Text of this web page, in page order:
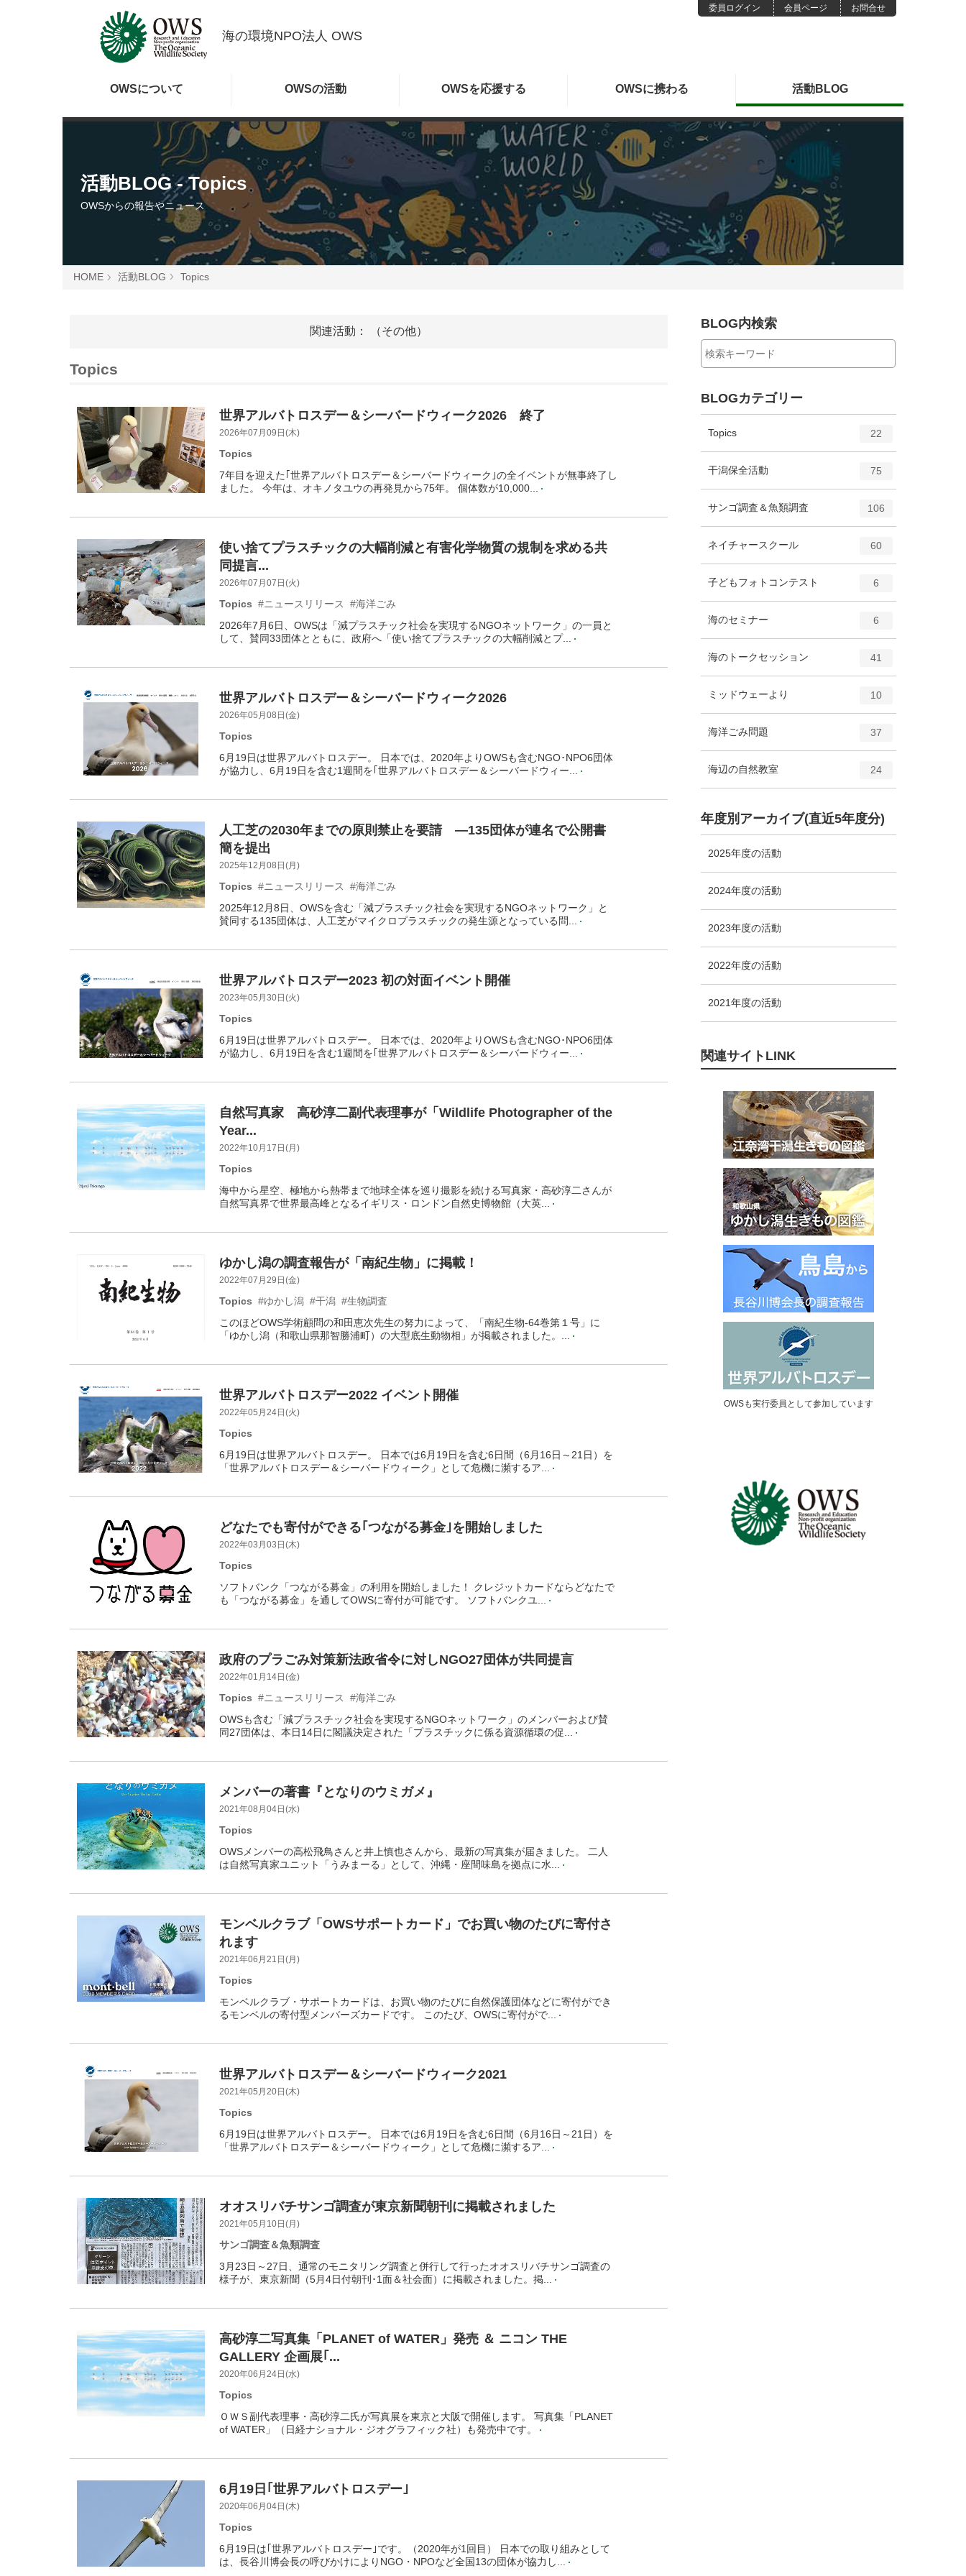
委員ログイン 会員ページ お問合せ
海の環境NPO法人 OWS
OWSについて OWSの活動 OWSを応援する OWSに携わる 活動BLOG
活動BLOG - Topics
OWSからの報告やニュース
HOME 活動BLOG Topics
関連活動： （その他）
Topics
世界アルバトロスデー＆シーバードウィーク2026 終了
2026年07月09日(木)
Topics
7年目を迎えた｢世界アルバトロスデー＆シーバードウィーク｣の全イベントが無事終了し
ました。 今年は、オキノタユウの再発見から75年。 個体数が10,000...
使い捨てプラスチックの大幅削減と有害化学物質の規制を求める共
同提言...
2026年07月07日(火)
Topics #ニュースリリース
#海洋ごみ
2026年7月6日、OWSは「減プラスチック社会を実現するNGOネットワーク」の一員と
して、賛同33団体とともに、政府へ「使い捨てプラスチックの大幅削減とプ...
世界アルバトロスデー＆シーバードウィーク2026
2026年05月08日(金)
Topics
6月19日は世界アルバトロスデー。 日本では、2020年よりOWSも含むNGO･NPO6団体
が協力し、6月19日を含む1週間を｢世界アルバトロスデー＆シーバードウィー...
人工芝の2030年までの原則禁止を要請 ―135団体が連名で公開書
簡を提出
2025年12月08日(月)
Topics #ニュースリリース
#海洋ごみ
2025年12月8日、OWSを含む「減プラスチック社会を実現するNGOネットワーク」と
賛同する135団体は、人工芝がマイクロプラスチックの発生源となっている問...
世界アルバトロスデー2023 初の対面イベント開催
2023年05月30日(火)
Topics
6月19日は世界アルバトロスデー。 日本では、2020年よりOWSも含むNGO･NPO6団体
が協力し、6月19日を含む1週間を｢世界アルバトロスデー＆シーバードウィー...
自然写真家 高砂淳二副代表理事が「Wildlife Photographer of the
Year...
2022年10月17日(月)
Topics
海中から星空、極地から熱帯まで地球全体を巡り撮影を続ける写真家・高砂淳二さんが
自然写真界で世界最高峰となるイギリス・ロンドン自然史博物館（大英...
ゆかし潟の調査報告が「南紀生物」に掲載！
2022年07月29日(金)
Topics #ゆかし潟 #干潟 #生物調査
このほどOWS学術顧問の和田恵次先生の努力によって、「南紀生物-64巻第１号」に
「ゆかし潟（和歌山県那智勝浦町）の大型底生動物相」が掲載されました。...
世界アルバトロスデー2022 イベント開催
2022年05月24日(火)
Topics
6月19日は世界アルバトロスデー。 日本では6月19日を含む6日間（6月16日～21日）を
「世界アルバトロスデー＆シーバードウィーク」として危機に瀕するア...
どなたでも寄付ができる｢つながる募金｣を開始しました
2022年03月03日(木)
Topics
ソフトバンク「つながる募金」の利用を開始しました！ クレジットカードならどなたで
も「つながる募金」を通してOWSに寄付が可能です。 ソフトバンクユ...
政府のプラごみ対策新法政省令に対しNGO27団体が共同提言
2022年01月14日(金)
Topics #ニュースリリース
#海洋ごみ
OWSも含む「減プラスチック社会を実現するNGOネットワーク」のメンバーおよび賛
同27団体は、本日14日に閣議決定された「プラスチックに係る資源循環の促...
メンバーの著書『となりのウミガメ』
2021年08月04日(水)
Topics
OWSメンバーの高松飛鳥さんと井上慎也さんから、最新の写真集が届きました。 二人
は自然写真家ユニット「うみまーる」として、沖縄・座間味島を拠点に水...
モンベルクラブ「OWSサポートカード」でお買い物のたびに寄付さ
れます
2021年06月21日(月)
Topics
モンベルクラブ・サポートカードは、お買い物のたびに自然保護団体などに寄付ができ
るモンベルの寄付型メンバーズカードです。 このたび、OWSに寄付がで...
世界アルバトロスデー＆シーバードウィーク2021
2021年05月20日(木)
Topics
6月19日は世界アルバトロスデー。 日本では6月19日を含む6日間（6月16日～21日）を
「世界アルバトロスデー＆シーバードウィーク」として危機に瀕するア...
オオスリバチサンゴ調査が東京新聞朝刊に掲載されました
2021年05月10日(月)
サンゴ調査＆魚類調査
3月23日～27日、通常のモニタリング調査と併行して行ったオオスリバチサンゴ調査の
様子が、東京新聞（5月4日付朝刊･1面＆社会面）に掲載されました。掲...
高砂淳二写真集「PLANET of WATER」発売 ＆ ニコン THE
GALLERY 企画展｢...
2020年06月24日(水)
Topics
ＯＷＳ副代表理事・高砂淳二氏が写真展を東京と大阪で開催します。 写真集「PLANET
of WATER」（日経ナショナル・ジオグラフィック社）も発売中です。
6月19日｢世界アルバトロスデー｣
2020年06月04日(木)
Topics
6月19日は｢世界アルバトロスデー｣です。（2020年が1回目） 日本での取り組みとして
は、長谷川博会長の呼びかけによりNGO・NPOなど全国13の団体が協力し...
BLOG内検索
BLOGカテゴリー
Topicsエ
リ
ー
数
22
件
干潟保全活動エ
リ
ー
数
75
件
サンゴ調査＆魚類調査エ
ー
数
106
件
ネイチャースクールエ
リ
ー
60
件
子どもフォトコンテスト
ー
6
海のセミナーエ
リ
ー
数
6
件
海のトークセッションエ
ー
41
件
ミッドウェーより
ー
10
海洋ごみ問題エ
リ
ー
37
件
海辺の自然教室エ
リ
ー
24
件
年度別アーカイブ(直近5年度分)
2025年度の活動
2024年度の活動
2023年度の活動
2022年度の活動
2021年度の活動
関連サイトLINK
OWSも実行委員として参加しています